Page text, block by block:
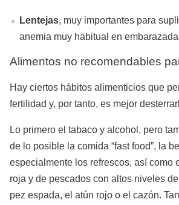
Lentejas, muy importantes para
anemia muy habitual en
Alimentos no recomendables
Hay ciertos hábitos alimenticios que
fertilidad y, por tanto, es mejor
Lo primero el tabaco y alcohol, pero
de lo posible la comida “fast food”, la
especialmente los refrescos, así como
roja y de pescados con altos niveles
pez espada, el atún rojo o el cazón.